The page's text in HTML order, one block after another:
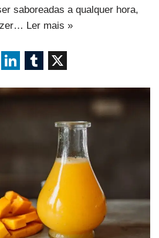
saboreadas a qualquer hora,
Ler mais »